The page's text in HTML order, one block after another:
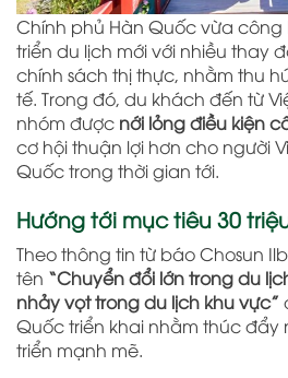
Chính phủ Hàn Quốcvừa công
triển du lịch mới với nhiều thay
chính sách thị thực, nhằm thu
tế. Trong đó, du khách đến từ
nhóm được nới lỏng điều kiện
cơ hội thuận lợi hơn cho người
Quốc trong thời gian tới.
Hướng tới mục tiêu 30
Theo thông tin từ báoChosun
tên “Chuyển đổi lớn trong du
nhảy vọt trong du lịch khu vực”
Quốc triển khai nhằm thúc
triển mạnh mẽ.